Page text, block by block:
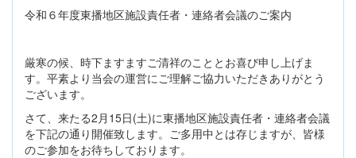
令和６年度東播地区施設責任者・連絡者会議のご案内
厳寒の候、時下ますますご清祥のこととお喜び申し上げま
す。平素より当会の運営にご理解ご協力いただきありがとう
ございます。
さて、来たる2月15日(土)に東播地区施設責任者・連絡者会議
を下記の通り開催致します。ご多用中とは存じますが、皆様
のご参加をお待ちしております。